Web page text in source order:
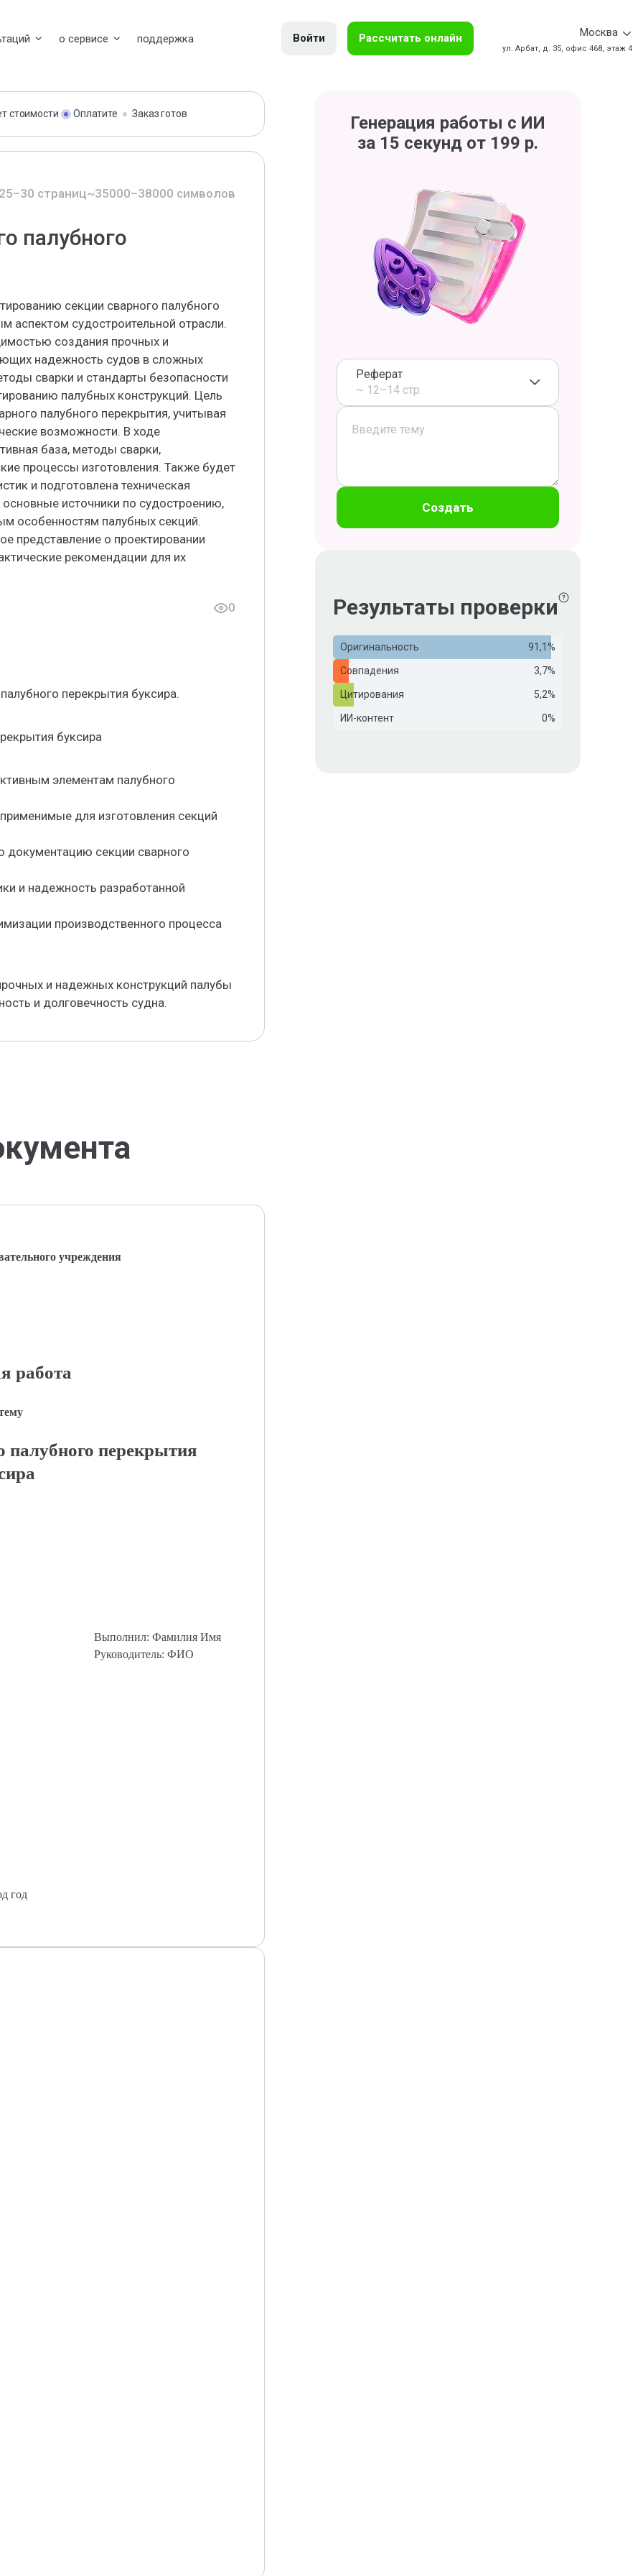
о сервисе поддержка Войти Рассчитать онлайн Москва
ул. Арбат, д. 35, офис 468, этаж 4
стоимости Оплатите Заказ готов
страниц~35000–38000 символов
палубного
секции сварного палубного
аспектом судостроительной отрасли.
создания прочных и
надежность судов в сложных
сварки и стандарты безопасности
палубных конструкций. Цель
палубного перекрытия, учитывая
возможности. В ходе
база, методы сварки,
процессы изготовления. Также будет
и подготовлена техническая
источники по судостроению,
особенностям палубных секций.
представление о проектировании
рекомендации для их
0
перекрытия буксира.
буксира
элементам палубного
для изготовления секций
документацию секции сварного
и надежность разработанной
производственного процесса
и надежных конструкций палубы
и долговечность судна.
учреждения
работа
палубного перекрытия
Выполнил: Фамилия Имя
Руководитель: ФИО
год
Генерация работы с ИИ
за 15 секунд от 199 р.
Реферат
~ 12–14 стр.
Создать
Результаты проверки
Оригинальность 91,1%
Совпадения 3,7%
Цитирования 5,2%
ИИ-контент 0%